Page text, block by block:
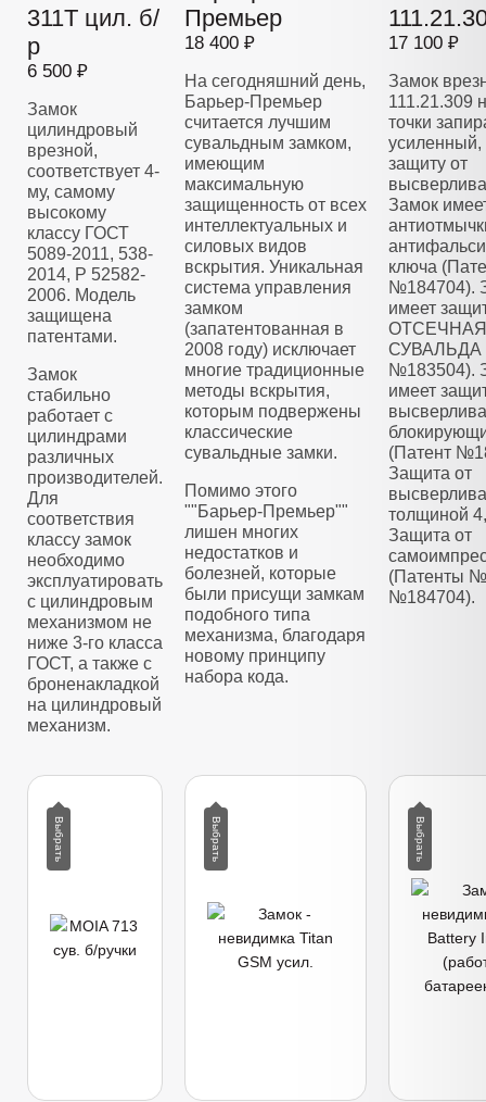
311Т цил. б/
р
6 500 ₽
Замок
цилиндровый
врезной,
соответствует 4-
му, самому
высокому
классу ГОСТ
5089-2011, 538-
2014, Р 52582-
2006. Модель
защищена
патентами.
Замок
стабильно
работает с
цилиндрами
различных
производителей.
Для
соответствия
классу замок
необходимо
эксплуатировать
с цилиндровым
механизмом не
ниже 3-го класса
ГОСТ, а также с
броненакладкой
на цилиндровый
механизм.
Премьер
18 400 ₽
На сегодняшний день,
Барьер-Премьер
считается лучшим
сувальдным замком,
имеющим
максимальную
защищенность от всех
интеллектуальных и
силовых видов
вскрытия. Уникальная
система управления
замком
(запатентованная в
2008 году) исключает
многие традиционные
методы вскрытия,
которым подвержены
классические
сувальдные замки.
Помимо этого
""Барьер-Премьер""
лишен многих
недостатков и
болезней, которые
были присущи замкам
подобного типа
механизма, благодаря
новому принципу
набора кода.
17 100 ₽
Замок
111.21.309
точки
усиленный,
защиту от
Замок
ключа
№184704).
имеет
ОТСЕЧНАЯ
СУВАЛЬДА
№183504).
имеет
(Патент
Защита от
толщиной
Защита от
(Патенты
№184704).